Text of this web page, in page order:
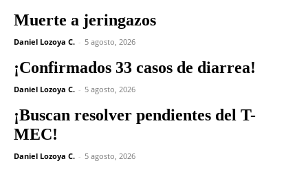
Muerte a jeringazos
Daniel Lozoya C. - 5 agosto, 2026
¡Confirmados 33 casos de diarrea!
Daniel Lozoya C. - 5 agosto, 2026
¡Buscan resolver pendientes del T-
MEC!
Daniel Lozoya C. - 5 agosto, 2026